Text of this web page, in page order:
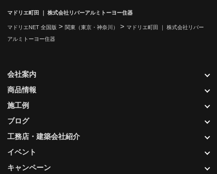
マドリエ町田 ｜ 株式会社リバーアルミトーヨー住器
マドリエNET 全国版 > 関東（東京・神奈川） > マドリエ町田 ｜ 株式会社リバー
アルミトーヨー住器
会社案内
商品情報
施工例
ブログ
工務店・建築会社紹介
イベント
キャンペーン